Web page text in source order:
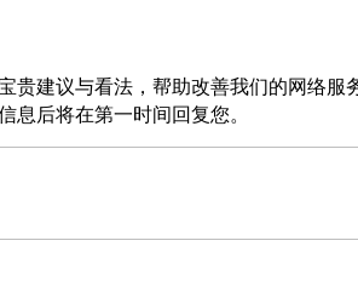
贵建议与看法，帮助改善我们的网络服
息后将在第一时间回复您。